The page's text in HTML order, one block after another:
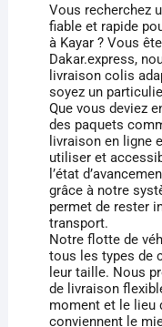
Vous recherchez
fiable et rapide
à Kayar ? Vous
Dakar.express,
livraison colis
soyez un
Que vous deviez
des paquets
livraison en ligne
utiliser et
l’état
grâce à notre
permet de rester
transport.
Notre flotte de
tous les types de
leur taille. Nous
de livraison
moment et le lieu
conviennent le